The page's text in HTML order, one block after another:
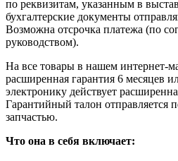
по реквизитам, указанным в
бухгалтерские документы
Возможна отсрочка платежа (по
руководством).
На все товары в нашем интернет-
расширенная гарантия 6 месяцев
электронику действует
Гарантийный талон отправляется
запчастью.
Что она в себя включает: